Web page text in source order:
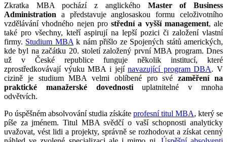
Zkratka MBA pochází z anglického Master of Business
Administration a představuje anglosaskou formu celoživotního
vzdělávání vhodného nejen pro střední a vyšší management, ale
také pro všechny, kteří aspirují na lepší pozici či založení vlastní
firmy. Studium MBA k nám přišlo ze Spojených států amerických,
kde byl na začátku 20. století založený první MBA program. Dnes
už v České republice funguje několik institucí, které
zprostředkovávají výuku MBA i jejínavazující program DBA. V
cizině je studium MBA velmi oblíbené pro svézaměření na
praktické manažerské dovednostiuplatnitelné v mnoha
odvětvích.
Po úspěšném absolvování studia získáte profesní titul MBA, který se
píše za jménem. Titul MBA svědčí o vaší schopnosti analyticky
uvažovat, vést lidi a projekty, správně se rozhodovat a získat cenný